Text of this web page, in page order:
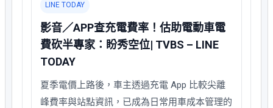
LINE TODAY
影音／APP查充電費率！估助電動車電
費砍半專家：盼秀空位| TVBS – LINE
TODAY
夏季電價上路後，車主透過充電 App 比較尖離
峰費率與站點資訊，已成為日常用車成本管理的